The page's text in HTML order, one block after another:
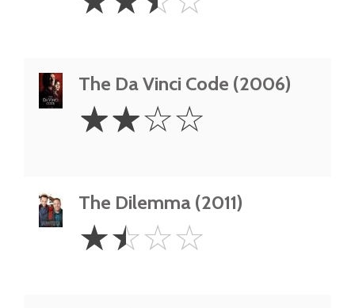
Stars
The Da Vinci Code (2006)
Stars
☆☆☆☆
The Dilemma (2011)
1.5
Stars
☆☆☆☆